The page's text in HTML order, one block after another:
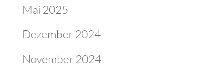
Mai 2025
Dezember 2024
November 2024